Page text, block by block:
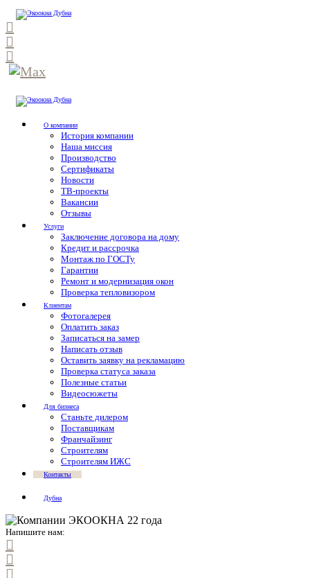
О компании
История компании
Наша миссия
Производство
Сертификаты
Новости
ТВ-проекты
Вакансии
Отзывы
Услуги
Заключение договора на дому
Кредит и рассрочка
Монтаж по ГОСТу
Гарантии
Ремонт и модернизация окон
Проверка тепловизором
Клиентам
Фотогалерея
Оплатить заказ
Записаться на замер
Написать отзыв
Оставить заявку на рекламацию
Проверка статуса заказа
Полезные статьи
Видеосюжеты
Для бизнеса
Станьте дилером
Поставщикам
Франчайзинг
Строителям
Строителям ИЖС
Контакты
Дубна
Напишите нам: